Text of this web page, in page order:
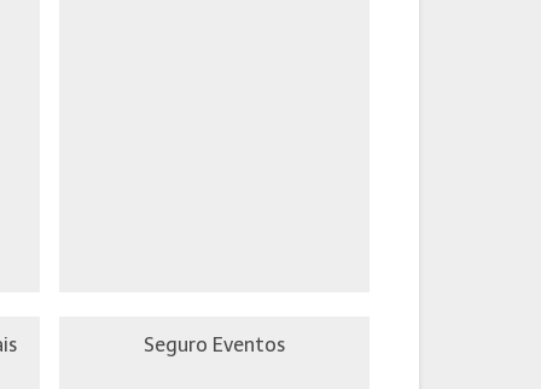
Seguro Eventos